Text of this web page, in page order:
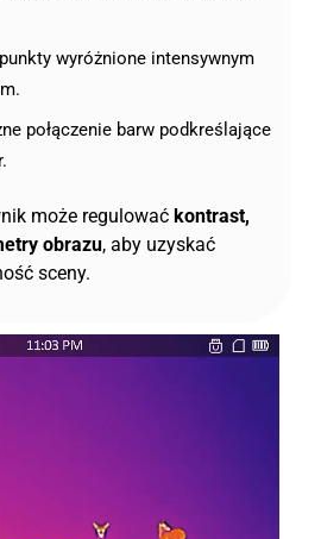
wyróżnione intensywnym
połączenie barw podkreślające
może regulować kontrast,
obrazu, aby uzyskać
sceny.